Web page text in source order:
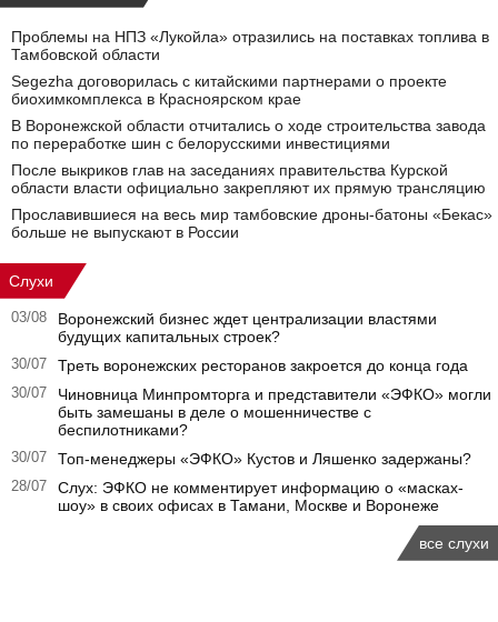
Проблемы на НПЗ «Лукойла» отразились на поставках топлива в
Тамбовской области
Segezha договорилась с китайскими партнерами о проекте
биохимкомплекса в Красноярском крае
В Воронежской области отчитались о ходе строительства завода
по переработке шин с белорусскими инвестициями
После выкриков глав на заседаниях правительства Курской
области власти официально закрепляют их прямую трансляцию
Прославившиеся на весь мир тамбовские дроны-батоны «Бекас»
больше не выпускают в России
Слухи
03/08
Воронежский бизнес ждет централизации властями
будущих капитальных строек?
30/07 Треть воронежских ресторанов закроется до конца года
30/07
Чиновница Минпромторга и представители «ЭФКО» могли
быть замешаны в деле о мошенничестве с
беспилотниками?
30/07 Топ-менеджеры «ЭФКО» Кустов и Ляшенко задержаны?
28/07
Слух: ЭФКО не комментирует информацию о «масках-
шоу» в своих офисах в Тамани, Москве и Воронеже
все слухи